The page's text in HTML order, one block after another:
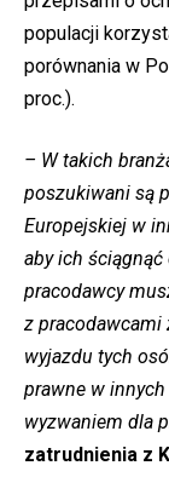
populacji
porównania w
proc.).
– W takich
poszukiwani są
Europejskiej w
aby ich
pracodawcy
z pracodawcami
wyjazdu tych
prawne w
wyzwaniem dla
zatrudnienia z